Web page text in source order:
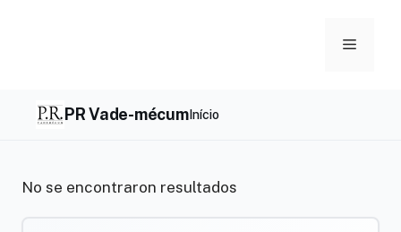
Menu
PR Vade-mécumInício
No se encontraron resultados